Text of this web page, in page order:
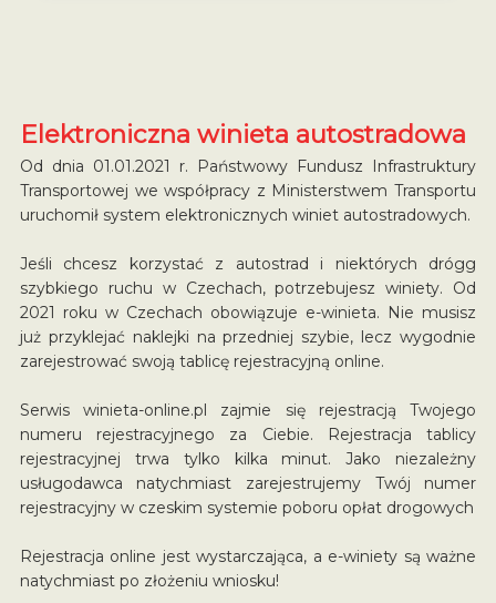
Elektroniczna winieta autostradowa
Od dnia 01.01.2021 r. Państwowy Fundusz Infrastruktury
Transportowej we współpracy z Ministerstwem Transportu
uruchomił system elektronicznych winiet autostradowych.
Jeśli chcesz korzystać z autostrad i niektórych drógg
szybkiego ruchu w Czechach, potrzebujesz winiety. Od
2021 roku w Czechach obowiązuje e-winieta. Nie musisz
już przyklejać naklejki na przedniej szybie, lecz wygodnie
zarejestrować swoją tablicę rejestracyjną online.
Serwis winieta-online.pl zajmie się rejestracją Twojego
numeru rejestracyjnego za Ciebie. Rejestracja tablicy
rejestracyjnej trwa tylko kilka minut. Jako niezależny
usługodawca natychmiast zarejestrujemy Twój numer
rejestracyjny w czeskim systemie poboru opłat drogowych
Rejestracja online jest wystarczająca, a e-winiety są ważne
natychmiast po złożeniu wniosku!